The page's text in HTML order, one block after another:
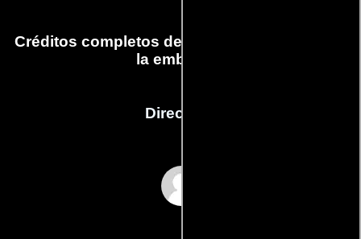
Créditos completos de la película La toma de
la embajada
Dirección